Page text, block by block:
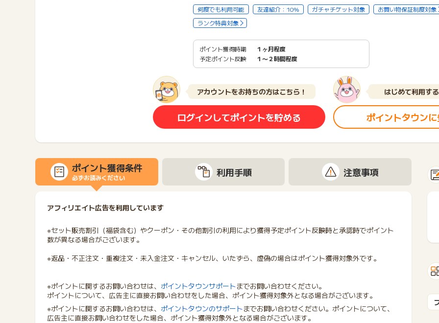
何度でも利用可能 友達紹介：10% ガチャチケット対象
お買い物保証制度対象
ランク特典対象
ポイント獲得時期
１ヶ月程度
予定ポイント反映
１〜２時間程度
アカウントをお持ちの方はこちら！
ログインしてポイントを貯める
はじめて利用す
ポイントタウン
ポイント獲得条件
必ずお読みください 利用手順 注意事項
アフィリエイト広告を利用しています
※セット販売割引（福袋含む）やクーポン・その他割引の利用により獲得予定ポイント反映時と承認時でポイント
数が異なる場合がございます。
※返品・不正注文・重複注文・未入金注文・キャンセル、いたずら、虚偽の場合はポイント獲得対象外です。
※ポイントに関するお問い合わせは、 ポイントタウンサポートまでお問い合わせください。
ポイントについて、広告主に直接お問い合わせをした場合、ポイント獲得対象外となる場合がございます。
※ポイントに関するお問い合わせは、 ポイントタウンのサポートまでお問い合わせください。ポイントについて、
広告主に直接お問い合わせをした場合、ポイント獲得対象外となる場合がございます。